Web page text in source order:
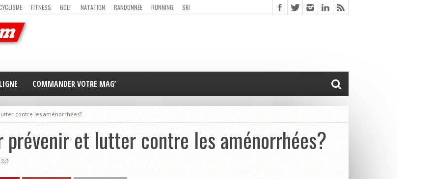
FITNESS GOLF NATATION RANDONNÉE RUNNING
SKI
MAG’ EN LIGNE
COMMANDER VOTRE MAG’
contre les aménorrhées?
prévenir et lutter contre les aménorrhées?